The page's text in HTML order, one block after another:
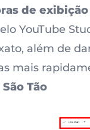
de exibição
YouTube
além de
mais
Tão